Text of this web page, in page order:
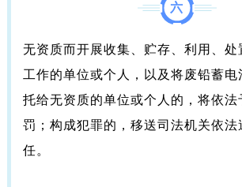
六
无资质而开展收集、贮存、利用、处
工作的单位或个人，以及将废铅蓄电
托给无资质的单位或个人的，将依法
罚；构成犯罪的，移送司法机关依法
任。